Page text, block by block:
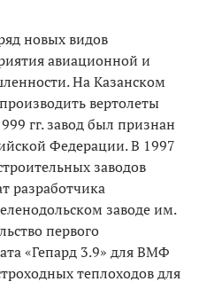
новых видов
авиационной и
На Казанском
вертолеты
гг. завод был признан
Федерации. В 1997
заводов
разработчика
заводе им.
первого
«Гепард 3.9» для ВМФ
теплоходов для